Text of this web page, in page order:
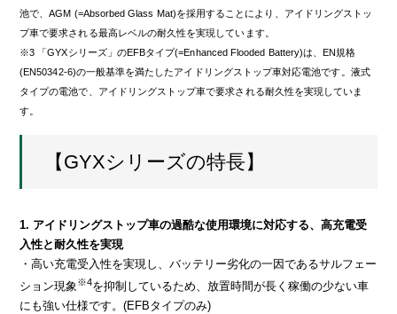
池で、AGM (=Absorbed Glass Mat)を採用することにより、アイドリングストッ
プ車で要求される最高レベルの耐久性を実現しています。
※3 「GYXシリーズ」のEFBタイプ(=Enhanced Flooded Battery)は、EN規格
(EN50342-6)の一般基準を満たしたアイドリングストップ車対応電池です。液式
タイプの電池で、アイドリングストップ車で要求される耐久性を実現していま
す。
【GYXシリーズの特長】
1. アイドリングストップ車の過酷な使用環境に対応する、高充電受
入性と耐久性を実現
・高い充電受入性を実現し、バッテリー劣化の一因であるサルフェー
ション現象※4を抑制しているため、放置時間が長く稼働の少ない車
にも強い仕様です。(EFBタイプのみ)